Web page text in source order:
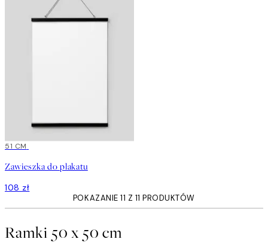
51 CM
Zawieszka do plakatu
108 zł
POKAZANIE 11 Z 11 PRODUKTÓW
Ramki 50 x 50 cm